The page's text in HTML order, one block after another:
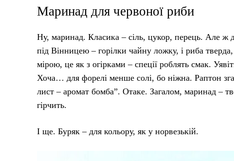
Маринад для червоної риби
Ну, маринад. Класика – сіль, цукор, перець. Але ж
під Вінницею – горілки чайну ложку, і риба
мірою, це як з огірками – спеції роблять смак.
Хоча… для форелі менше солі, бо ніжна. Раптон
лист – аромат бомба”. Отаке. Загалом, маринад –
гірчить.
І ще. Буряк – для кольору, як у норвезькій.